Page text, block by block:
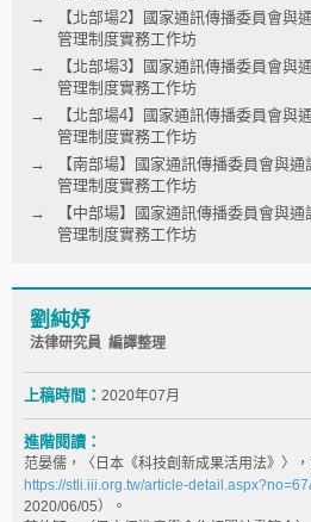
【北部場2】國家通訊傳播委員會與
管理制度實務工作坊
【北部場3】國家通訊傳播委員會與
管理制度實務工作坊
【北部場4】國家通訊傳播委員會與
管理制度實務工作坊
【南部場】國家通訊傳播委員會與
管理制度實務工作坊
【中部場】國家通訊傳播委員會與
管理制度實務工作坊
劉純妤
法律研究員 編譯整理
上稿時間： 2020年07月
進階閱讀：
范晏儒，〈日本《科技創新成果活用法》〉
https://stli.iii.org.tw/article-
2020/06/05）。